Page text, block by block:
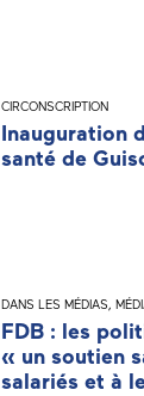
CIRCONSCRIPTION
Inauguration
santé de
DANS LES MÉDIAS,
FDB : les
« un soutien
salariés et à